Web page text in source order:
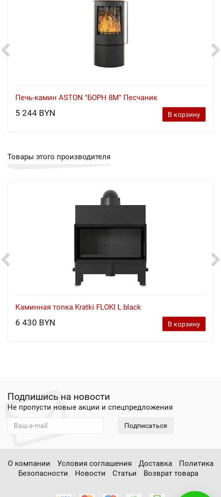
Печь-камин ASTON "БОРН 8М" Песчаник
5 244 BYN В корзину
Товары этого производителя
Каминная топка Kratki FLOKI L black
6 430 BYN В корзину
Подпишись на новости
Не пропусти новые акции и спецпредложения
Подписаться
О компании Условия соглашения Доставка
Политика
Безопасности
Новости Статьи Возврат товара